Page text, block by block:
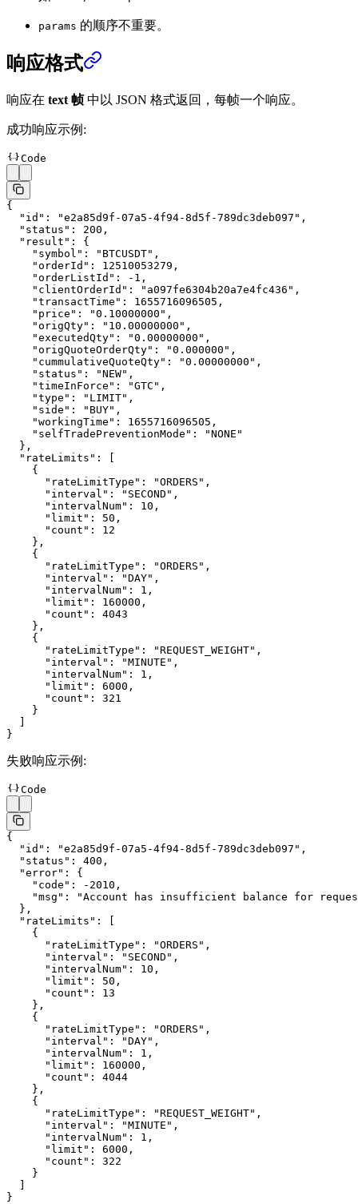
params 的顺序不重要。
响应格式
响应在 text 帧中以 JSON 格式返回，每帧一个响应。
成功响应示例:
Code
{
  "id"
: "e2a85d9f-07a5-4f94-8d5f-789dc3deb097" ,
  "status"
: 200 ,
  "result"
: {
    "symbol"
: "BTCUSDT" ,
    "orderId"
: 12510053279 ,
    "orderListId"
: -1 ,
    "clientOrderId"
: "a097fe6304b20a7e4fc436" ,
    "transactTime"
: 1655716096505 ,
    "price"
: "0.10000000" ,
    "origQty"
: "10.00000000" ,
    "executedQty"
: "0.00000000" ,
    "origQuoteOrderQty"
: "0.000000" ,
    "cummulativeQuoteQty"
: "0.00000000" ,
    "status"
: "NEW" ,
    "timeInForce"
: "GTC" ,
    "type"
: "LIMIT" ,
    "side"
: "BUY" ,
    "workingTime"
: 1655716096505 ,
    "selfTradePreventionMode"
:
"NONE"
  },
  "rateLimits"
: [
    {
      "rateLimitType"
: "ORDERS" ,
      "interval"
: "SECOND" ,
      "intervalNum"
: 10 ,
      "limit"
: 50 ,
      "count"
: 12
    },
    {
      "rateLimitType"
: "ORDERS" ,
      "interval"
: "DAY" ,
      "intervalNum"
: 1 ,
      "limit"
: 160000 ,
      "count"
: 4043
    },
    {
      "rateLimitType"
: "REQUEST_WEIGHT" ,
      "interval"
: "MINUTE" ,
      "intervalNum"
: 1 ,
      "limit"
: 6000 ,
      "count"
: 321
    }
  ]
}
失败响应示例:
Code
{
  "id"
: "e2a85d9f-07a5-4f94-8d5f-789dc3deb097" ,
  "status"
: 400 ,
  "error"
: {
    "code"
: -2010 ,
    "msg"
:
"Account has insufficient balance for
  },
  "rateLimits"
: [
    {
      "rateLimitType"
: "ORDERS" ,
      "interval"
: "SECOND" ,
      "intervalNum"
: 10 ,
      "limit"
: 50 ,
      "count"
: 13
    },
    {
      "rateLimitType"
: "ORDERS" ,
      "interval"
: "DAY" ,
      "intervalNum"
: 1 ,
      "limit"
: 160000 ,
      "count"
: 4044
    },
    {
      "rateLimitType"
: "REQUEST_WEIGHT" ,
      "interval"
: "MINUTE" ,
      "intervalNum"
: 1 ,
      "limit"
: 6000 ,
      "count"
: 322
    }
  ]
}